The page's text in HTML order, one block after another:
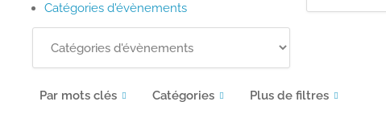
Catégories d'évènements
Par mots clés Catégories Plus de filtres